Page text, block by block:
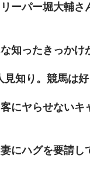
リーパー堀大輔
知ったきっかけ
知り。競馬は
にヤらせない
妻にハグを要請